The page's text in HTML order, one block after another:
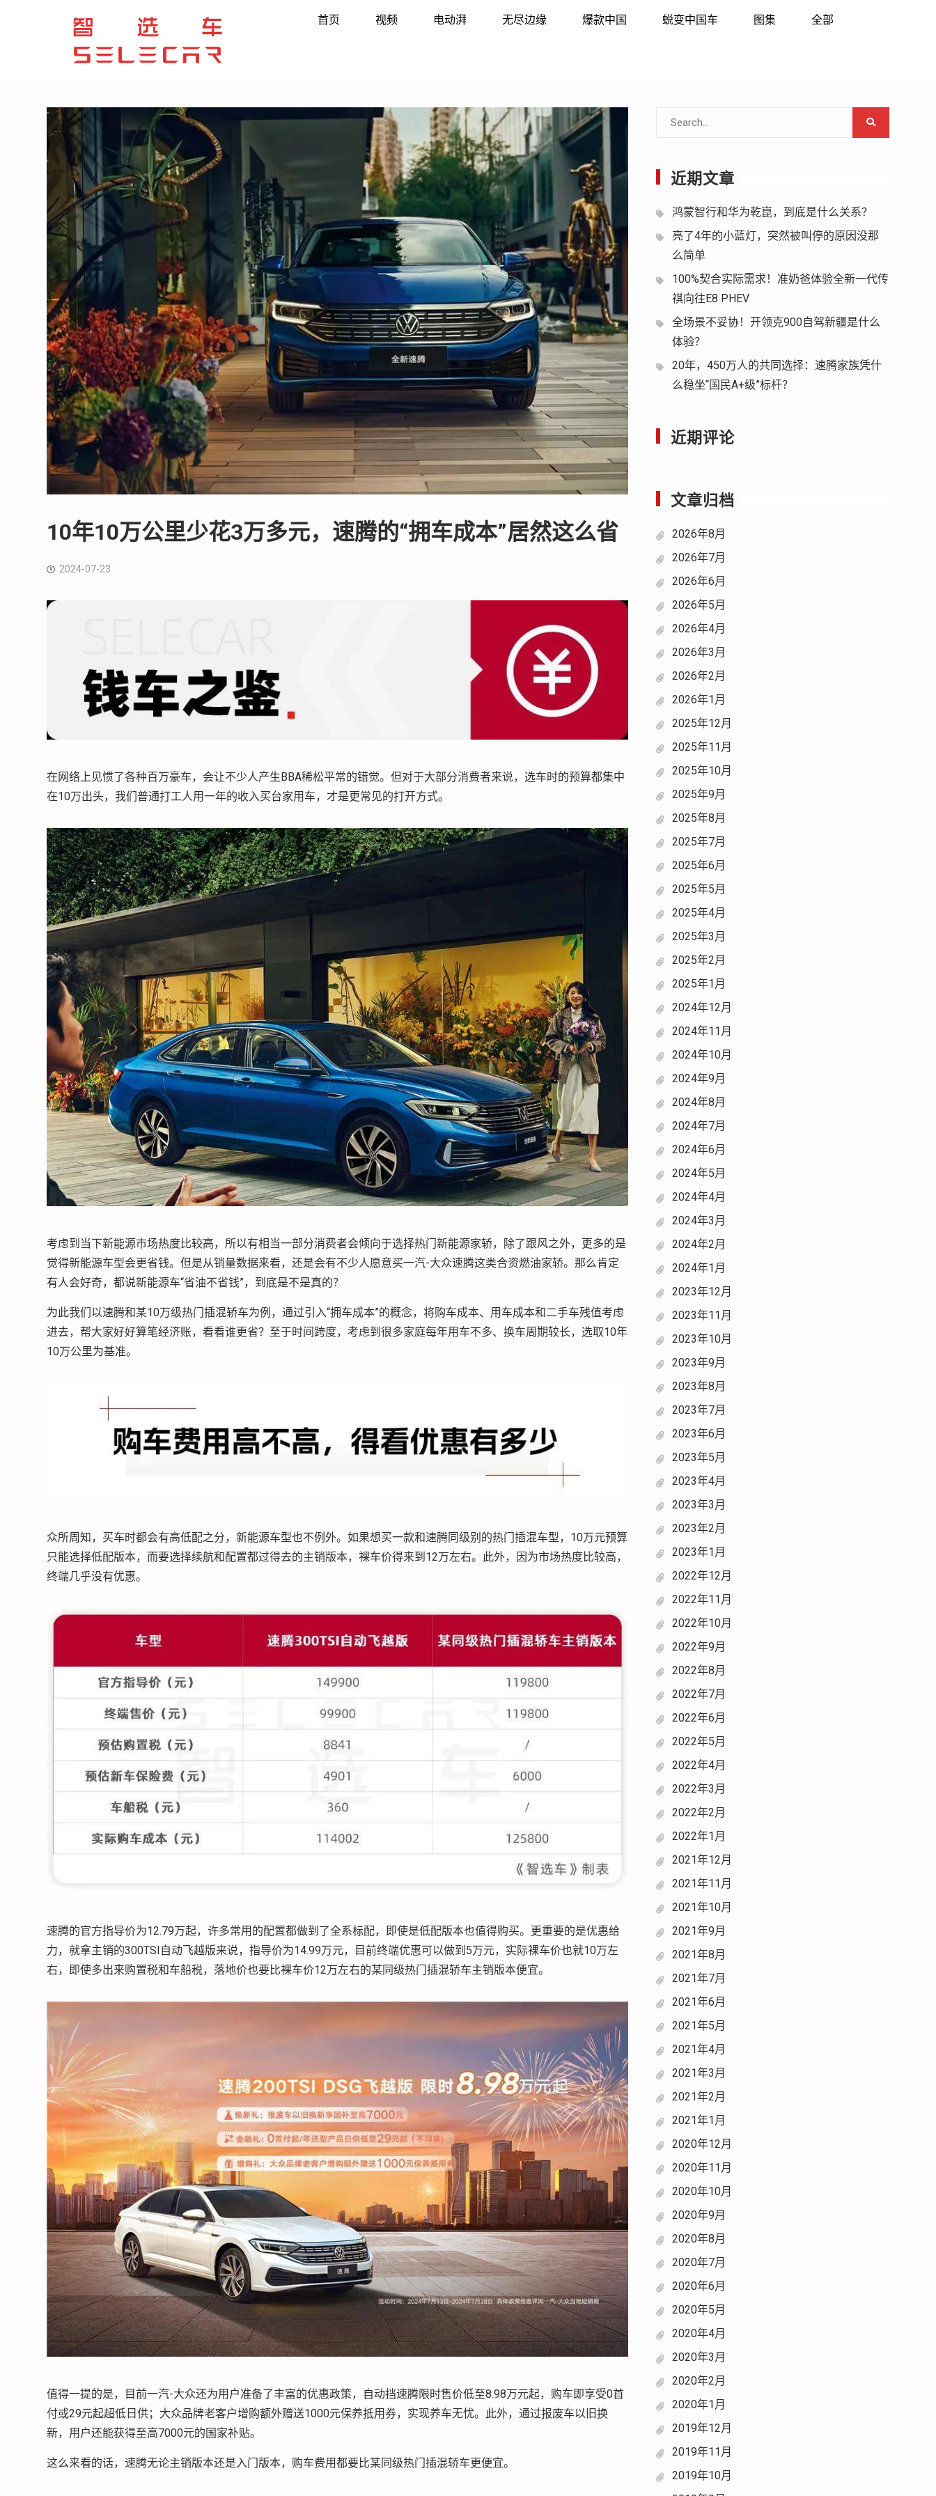
首页 视频 电动湃 无尽边缘 爆款中国 蜕变中国车 图集 全部
10年10万公里少花3万多元，速腾的“拥车成本”居然这么省
2024-07-23
在网络上见惯了各种百万豪车，会让不少人产生BBA稀松平常的错觉。但对于大部分消费者来说，选车时的预算都集中
在10万出头，我们普通打工人用一年的收入买台家用车，才是更常见的打开方式。
考虑到当下新能源市场热度比较高，所以有相当一部分消费者会倾向于选择热门新能源家轿，除了跟风之外，更多的是
觉得新能源车型会更省钱。但是从销量数据来看，还是会有不少人愿意买一汽-大众速腾这类合资燃油家轿。那么肯定
有人会好奇，都说新能源车“省油不省钱”，到底是不是真的？
为此我们以速腾和某10万级热门插混轿车为例，通过引入“拥车成本”的概念，将购车成本、用车成本和二手车残值考虑
进去，帮大家好好算笔经济账，看看谁更省？至于时间跨度，考虑到很多家庭每年用车不多、换车周期较长，选取10年
10万公里为基准。
众所周知，买车时都会有高低配之分，新能源车型也不例外。如果想买一款和速腾同级别的热门插混车型，10万元预算
只能选择低配版本，而要选择续航和配置都过得去的主销版本，裸车价得来到12万左右。此外，因为市场热度比较高，
终端几乎没有优惠。
速腾的官方指导价为12.79万起，许多常用的配置都做到了全系标配，即使是低配版本也值得购买。更重要的是优惠给
力，就拿主销的300TSI自动飞越版来说，指导价为14.99万元，目前终端优惠可以做到5万元，实际裸车价也就10万左
右，即使多出来购置税和车船税，落地价也要比裸车价12万左右的某同级热门插混轿车主销版本便宜。
值得一提的是，目前一汽-大众还为用户准备了丰富的优惠政策，自动挡速腾限时售价低至8.98万元起，购车即享受0首
付或29元起超低日供；大众品牌老客户增购额外赠送1000元保养抵用券，实现养车无忧。此外，通过报废车以旧换
新，用户还能获得至高7000元的国家补贴。
这么来看的话，速腾无论主销版本还是入门版本，购车费用都要比某同级热门插混轿车更便宜。
Search
近期文章
鸿蒙智行和华为乾崑，到底是什么关系？
亮了4年的小蓝灯，突然被叫停的原因没那
么简单
100%契合实际需求！准奶爸体验全新一代传
祺向往E8 PHEV
全场景不妥协！开领克900自驾新疆是什么
体验？
20年，450万人的共同选择：速腾家族凭什
么稳坐“国民A+级”标杆？
近期评论
文章归档
2026年8月
2026年7月
2026年6月
2026年5月
2026年4月
2026年3月
2026年2月
2026年1月
2025年12月
2025年11月
2025年10月
2025年9月
2025年8月
2025年7月
2025年6月
2025年5月
2025年4月
2025年3月
2025年2月
2025年1月
2024年12月
2024年11月
2024年10月
2024年9月
2024年8月
2024年7月
2024年6月
2024年5月
2024年4月
2024年3月
2024年2月
2024年1月
2023年12月
2023年11月
2023年10月
2023年9月
2023年8月
2023年7月
2023年6月
2023年5月
2023年4月
2023年3月
2023年2月
2023年1月
2022年12月
2022年11月
2022年10月
2022年9月
2022年8月
2022年7月
2022年6月
2022年5月
2022年4月
2022年3月
2022年2月
2022年1月
2021年12月
2021年11月
2021年10月
2021年9月
2021年8月
2021年7月
2021年6月
2021年5月
2021年4月
2021年3月
2021年2月
2021年1月
2020年12月
2020年11月
2020年10月
2020年9月
2020年8月
2020年7月
2020年6月
2020年5月
2020年4月
2020年3月
2020年2月
2020年1月
2019年12月
2019年11月
2019年10月